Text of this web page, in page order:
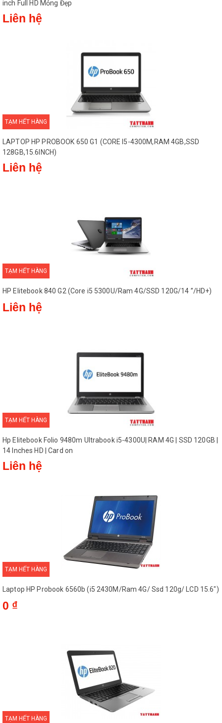
inch Full HD Mỏng Đẹp
Liên hệ
TẠM HẾT HÀNG
LAPTOP HP PROBOOK 650 G1 (CORE I5-4300M,RAM 4GB,SSD
128GB,15.6INCH)
Liên hệ
TẠM HẾT HÀNG
HP Elitebook 840 G2 (Core i5 5300U/Ram 4G/SSD 120G/14 ”/HD+)
Liên hệ
TẠM HẾT HÀNG
Hp Elitebook Folio 9480m Ultrabook i5-4300U| RAM 4G | SSD 120GB |
14 Inches HD | Card on
Liên hệ
TẠM HẾT HÀNG
Laptop HP Probook 6560b (i5 2430M/Ram 4G/ Ssd 120g/ LCD 15.6")
0 ₫
TẠM HẾT HÀNG